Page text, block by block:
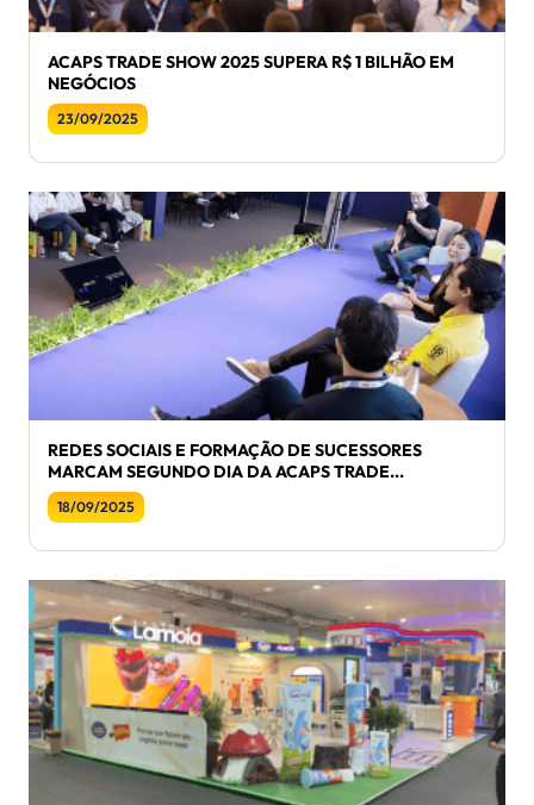
ACAPS TRADE SHOW 2025 SUPERA R$ 1 BILHÃO EM
NEGÓCIOS
23/09/2025
REDES SOCIAIS E FORMAÇÃO DE SUCESSORES
MARCAM SEGUNDO DIA DA ACAPS TRADE...
18/09/2025